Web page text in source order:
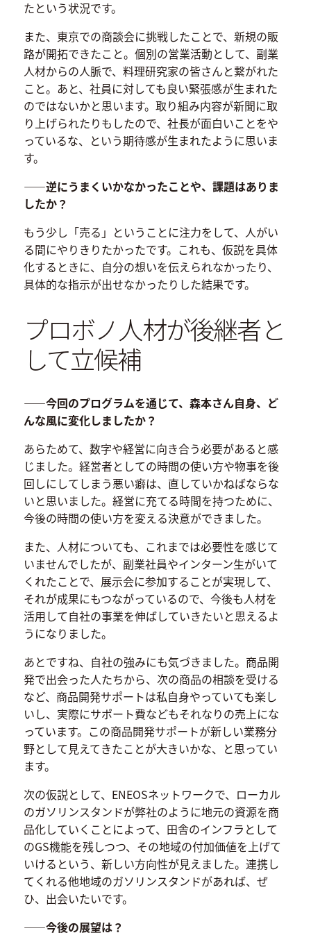
たという状況です。
また、東京での商談会に挑戦したことで、新規の販
路が開拓できたこと。個別の営業活動として、副業
人材からの人脈で、料理研究家の皆さんと繋がれた
こと。あと、社員に対しても良い緊張感が生まれた
のではないかと思います。取り組み内容が新聞に取
り上げられたりもしたので、社長が面白いことをや
っているな、という期待感が生まれたように思いま
す。
――逆にうまくいかなかったことや、課題はありま
したか？
もう少し「売る」ということに注力をして、人がい
る間にやりきりたかったです。これも、仮説を具体
化するときに、自分の想いを伝えられなかったり、
具体的な指示が出せなかったりした結果です。
プロボノ人材が後継者と
して立候補
――今回のプログラムを通じて、森本さん自身、ど
んな風に変化しましたか？
あらためて、数字や経営に向き合う必要があると感
じました。経営者としての時間の使い方や物事を後
回しにしてしまう悪い癖は、直していかねばならな
いと思いました。経営に充てる時間を持つために、
今後の時間の使い方を変える決意ができました。
また、人材についても、これまでは必要性を感じて
いませんでしたが、副業社員やインターン生がいて
くれたことで、展示会に参加することが実現して、
それが成果にもつながっているので、今後も人材を
活用して自社の事業を伸ばしていきたいと思えるよ
うになりました。
あとですね、自社の強みにも気づきました。商品開
発で出会った人たちから、次の商品の相談を受ける
など、商品開発サポートは私自身やっていても楽し
いし、実際にサポート費などもそれなりの売上にな
っています。この商品開発サポートが新しい業務分
野として見えてきたことが大きいかな、と思ってい
ます。
次の仮説として、ENEOSネットワークで、ローカル
のガソリンスタンドが弊社のように地元の資源を商
品化していくことによって、田舎のインフラとして
のGS機能を残しつつ、その地域の付加価値を上げて
いけるという、新しい方向性が見えました。連携し
てくれる他地域のガソリンスタンドがあれば、ぜ
ひ、出会いたいです。
――今後の展望は？